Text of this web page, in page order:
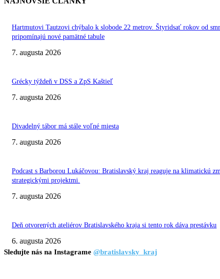
Hartmutovi Tautzovi chýbalo k slobode 22 metrov. Štyridsať rokov od
pripomínajú nové pamätné tabule
7. augusta 2026
Grécky týždeň v DSS a ZpS Kaštieľ
7. augusta 2026
Divadelný tábor má stále voľné miesta
7. augusta 2026
Podcast s Barborou Lukáčovou: Bratislavský kraj reaguje na klimatickú
strategickými projektmi.
7. augusta 2026
Deň otvorených ateliérov Bratislavského kraja si tento rok dáva prestávku
6. augusta 2026
Sledujte nás na Instagrame @bratislavsky_kraj